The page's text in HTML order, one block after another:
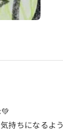
持ちになるよう